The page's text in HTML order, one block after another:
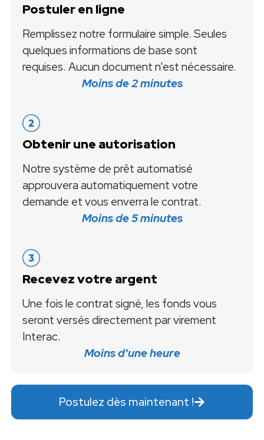
Postuler en ligne
Remplissez notre formulaire simple. Seules
quelques informations de base sont
requises. Aucun document n'est nécessaire.
Moins de 2 minutes
Obtenir une autorisation
Notre système de prêt automatisé
approuvera automatiquement votre
demande et vous enverra le contrat.
Moins de 5 minutes
Recevez votre argent
Une fois le contrat signé, les fonds vous
seront versés directement par virement
Interac.
Moins d'une heure
Postulez dès maintenant !